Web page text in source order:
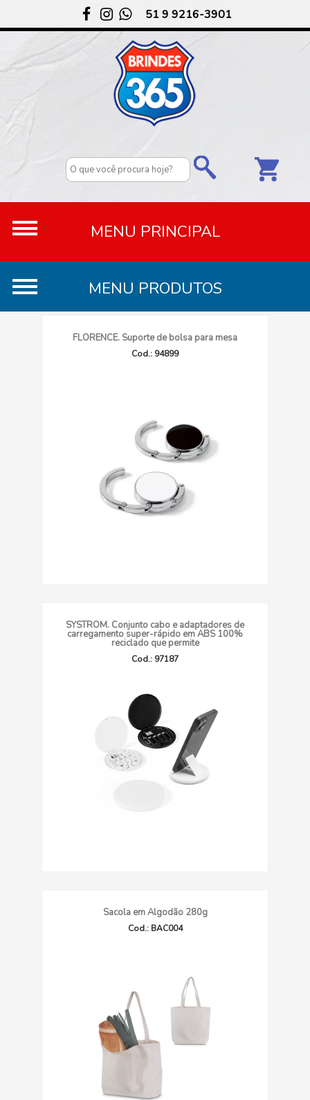
51 9 9216-3901
FLORENCE. Suporte de bolsa para mesa
Cod.: 94899
SYSTROM. Conjunto cabo e adaptadores de
carregamento super-rápido em ABS 100%
reciclado que permite
Cod.: 97187
Sacola em Algodão 280g
Cod.: BAC004